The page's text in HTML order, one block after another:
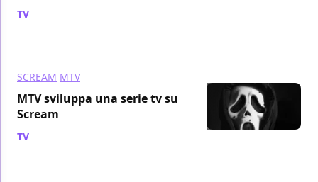
TV
SCREAM MTV
MTV sviluppa una serie tv su
Scream
TV